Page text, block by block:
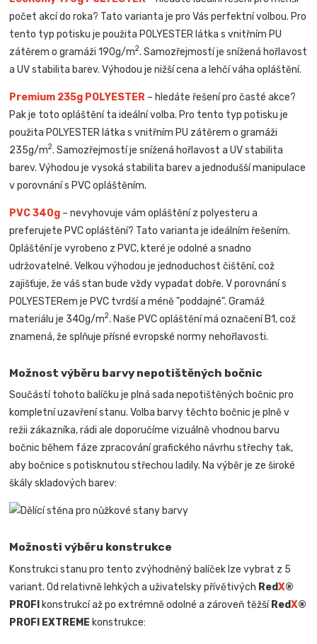
počet akcí do roka? Tato varianta je pro Vás perfektní volbou. Pro
tento typ potisku je použita POLYESTER látka s vnitřním PU
zátěrem o gramáži 190g/m2. Samozřejmostí je snížená hořlavost
a UV stabilita barev. Výhodou je nižší cena a lehčí váha opláštění.
Premium 235g POLYESTER – hledáte řešení pro časté akce?
Pak je toto opláštění ta ideální volba. Pro tento typ potisku je
použita POLYESTER látka s vnitřním PU zátěrem o gramáži
235g/m2. Samozřejmostí je snížená hořlavost a UV stabilita
barev. Výhodou je vysoká stabilita barev a jednodušší manipulace
v porovnání s PVC opláštěním.
PVC 340g – nevyhovuje vám opláštění z polyesteru a
preferujete PVC opláštění? Tato varianta je ideálním řešením.
Opláštění je vyrobeno z PVC, které je odolné a snadno
udržovatelné. Velkou výhodou je jednoduchost čištění, což
zajišťuje, že váš stan bude vždy vypadat dobře. V porovnání s
POLYESTERem je PVC tvrdší a méně "poddajné". Gramáž
materiálu je 340g/m2. Naše PVC opláštění má označení B1, což
znamená, že splňuje přísné evropské normy nehořlavosti.
Možnost výběru barvy nepotištěných bočnic
Součástí tohoto balíčku je plná sada nepotištěných bočnic pro
kompletní uzavření stanu. Volba barvy těchto bočnic je plně v
režii zákazníka, rádi ale doporučíme vizuálně vhodnou barvu
bočnic během fáze zpracování grafického návrhu střechy tak,
aby bočnice s potisknutou střechou ladily. Na výběr je ze široké
škály skladových barev:
Možnosti výběru konstrukce
Konstrukci stanu pro tento zvýhodněný balíček lze vybrat z 5
variant. Od relativně lehkých a uživatelsky přívětivých RedX®
PROFI konstrukcí až po extrémně odolné a zároveň těžší RedX®
PROFI EXTREME konstrukce: